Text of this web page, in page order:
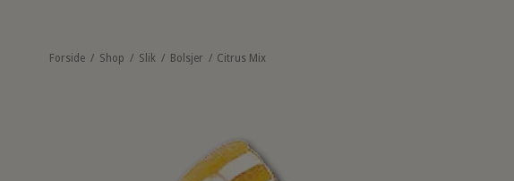
Forside / Shop / Slik / Bolsjer / Citrus Mix